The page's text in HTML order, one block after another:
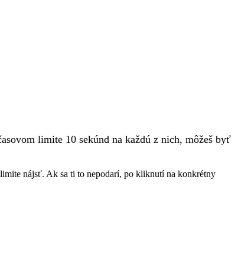
limite 10 sekúnd na každú z nich, môžeš byť
nájsť. Ak sa ti to nepodarí, po kliknutí na konkrétny